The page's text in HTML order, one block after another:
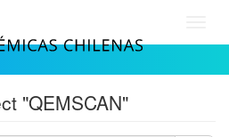
"QEMSCAN"